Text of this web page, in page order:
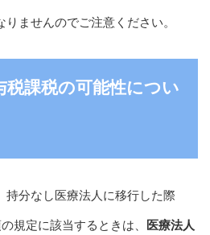
ませんのでご注意ください。
税課税の可能性につい
持分なし医療法人に移行した際
規定に該当するときは、 医療法人